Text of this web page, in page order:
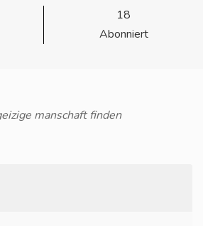
18
Abonniert
manschaft finden